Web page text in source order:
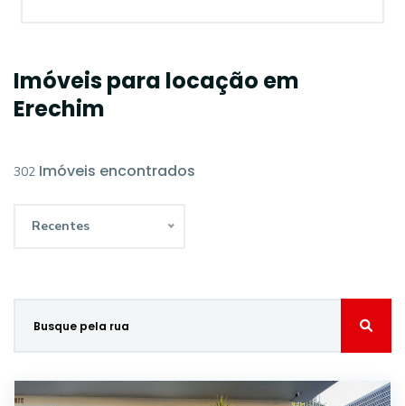
Imóveis para locação em
Erechim
302 Imóveis encontrados
Recentes